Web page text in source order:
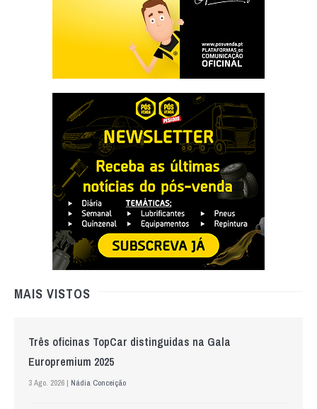
MAIS VISTOS
Três oficinas TopCar distinguidas na Gala
Europremium 2025
3 Ago. 2026 | Nádia Conceição